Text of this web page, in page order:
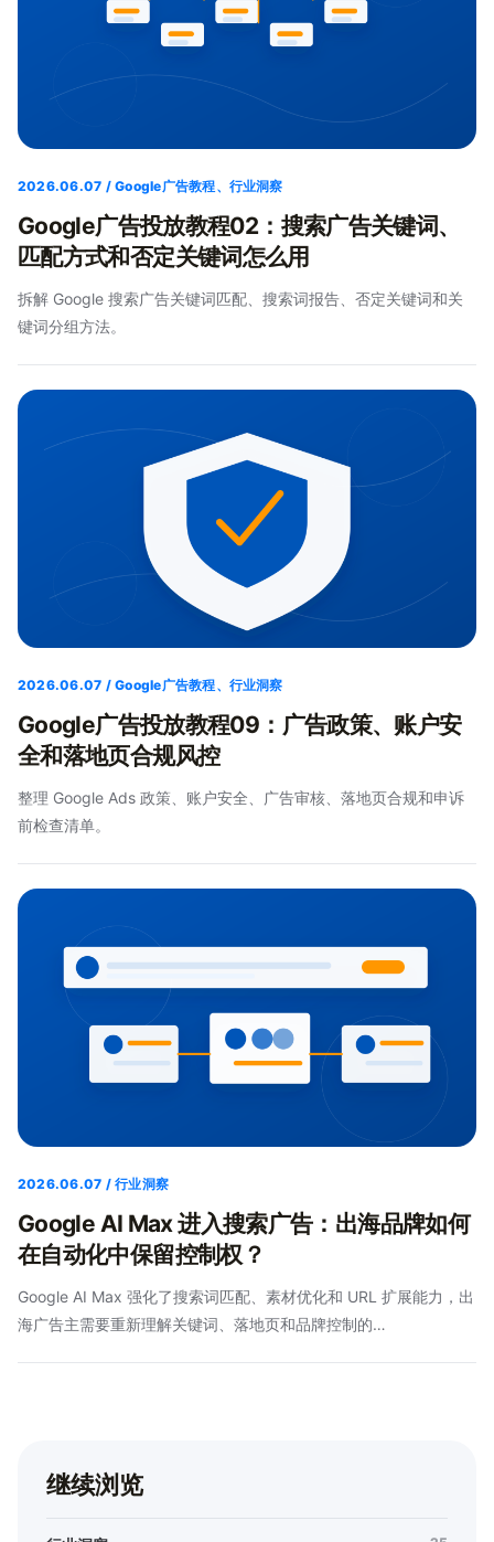
2026.06.07 / Google广告教程、行业洞察
Google广告投放教程02：搜索广告关键词、
匹配方式和否定关键词怎么用
拆解 Google 搜索广告关键词匹配、搜索词报告、否定关键词和关
键词分组方法。
2026.06.07 / Google广告教程、行业洞察
Google广告投放教程09：广告政策、账户安
全和落地页合规风控
整理 Google Ads 政策、账户安全、广告审核、落地页合规和申诉
前检查清单。
2026.06.07 / 行业洞察
Google AI Max 进入搜索广告：出海品牌如何
在自动化中保留控制权？
Google AI Max 强化了搜索词匹配、素材优化和 URL 扩展能力，出
海广告主需要重新理解关键词、落地页和品牌控制的…
继续浏览